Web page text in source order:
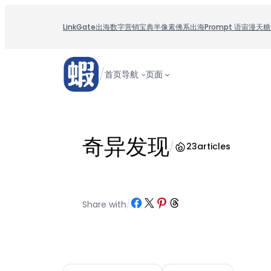
LinkGate出海数字营销宝典半像素佛系出海Prompt 语宙漫天糖
/首页导航 页面
奇异发现/ 23articles
Share with/Share on Facebook
Share on X Share on Pinterest
Share on Threads